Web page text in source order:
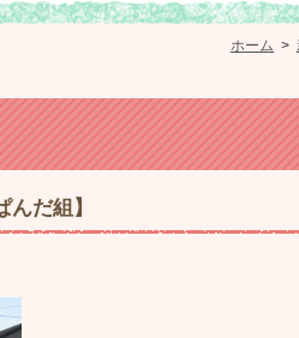
ホーム >
だ組】